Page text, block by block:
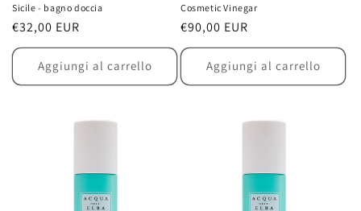
Sicile - bagno doccia
Prezzo
di
listino
€32,00 EUR
Aggiungi al carrello
Cosmetic Vinegar
Prezzo
di
listino
€90,00 EUR
Aggiungi al carrello